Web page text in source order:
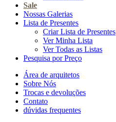
Sale
Nossas Galerias
Lista de Presentes
Criar Lista de Presentes
Ver Minha Lista
Ver Todas as Listas
Pesquisa por Preço
Área de arquitetos
Sobre Nós
Trocas e devoluções
Contato
dúvidas frequentes